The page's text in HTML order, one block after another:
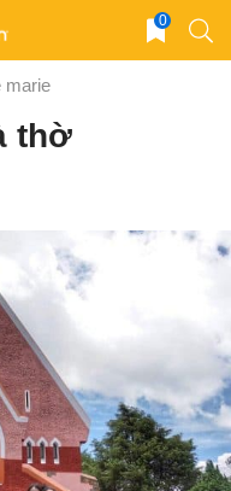
0
marie
thờ